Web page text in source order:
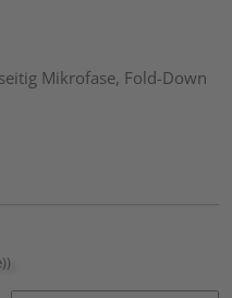
Mikrofase, Fold-Down